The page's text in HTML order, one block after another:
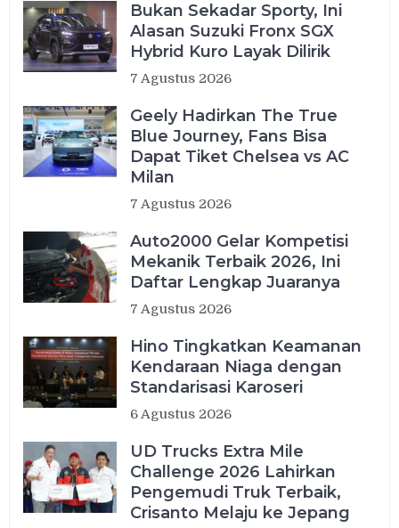
Bukan Sekadar Sporty, Ini
Alasan Suzuki Fronx SGX
Hybrid Kuro Layak Dilirik
7 Agustus 2026
Geely Hadirkan The True
Blue Journey, Fans Bisa
Dapat Tiket Chelsea vs AC
Milan
7 Agustus 2026
Auto2000 Gelar Kompetisi
Mekanik Terbaik 2026, Ini
Daftar Lengkap Juaranya
7 Agustus 2026
Hino Tingkatkan Keamanan
Kendaraan Niaga dengan
Standarisasi Karoseri
6 Agustus 2026
UD Trucks Extra Mile
Challenge 2026 Lahirkan
Pengemudi Truk Terbaik,
Crisanto Melaju ke Jepang